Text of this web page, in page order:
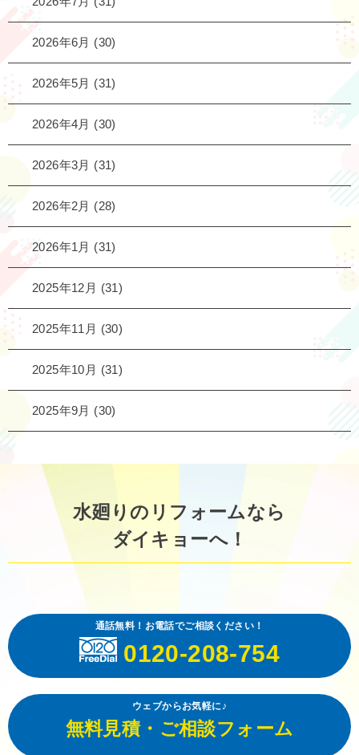
2026年6月 (30)
2026年5月 (31)
2026年4月 (30)
2026年3月 (31)
2026年2月 (28)
2026年1月 (31)
2025年12月 (31)
2025年11月 (30)
2025年10月 (31)
2025年9月 (30)
水廻りのリフォームなら
ダイキョーへ！
通話無料！お電話でご相談ください！
0120-208-754
ウェブからお気軽に♪
無料見積・ご相談フォーム